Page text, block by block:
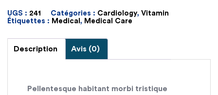
UGS : 241 Catégories : Cardiology, Vitamin
Étiquettes : Medical , Medical Care
Description Avis (0)
Pellentesque habitant morbi tristique